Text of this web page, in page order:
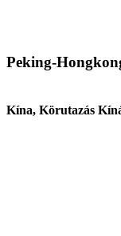
Peking-
Kína, Körutazás